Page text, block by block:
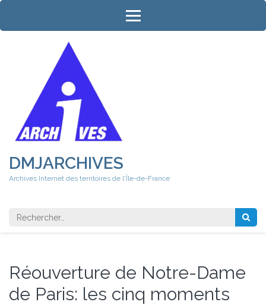
Aller
contenu
DMJARCHIVES
Archives Internet des territoires de l'Île-de-France
Rechercher
Réouverture de Notre-Dame
de Paris: les cinq moments